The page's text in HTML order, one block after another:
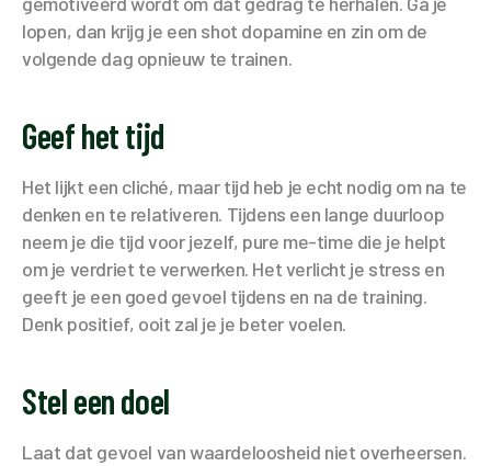
lopen, dan krijg je een shot dopamine en zin om de
volgende dag opnieuw te trainen.
Geef het tijd
Het lijkt een cliché, maar tijd heb je echt nodig om na te
denken en te relativeren. Tijdens een lange duurloop
neem je die tijd voor jezelf, pure me-time die je helpt
om je verdriet te verwerken. Het verlicht je stress en
geeft je een goed gevoel tijdens en na de training.
Denk positief, ooit zal je je beter voelen.
Stel een doel
Laat dat gevoel van waardeloosheid niet overheersen.